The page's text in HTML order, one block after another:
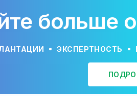
больше
ЭКСПЕРТНОСТЬ